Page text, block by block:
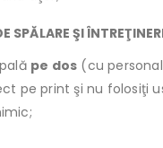
SPĂLARE ŞI
pe dos (cu
pe print şi nu folosiţi